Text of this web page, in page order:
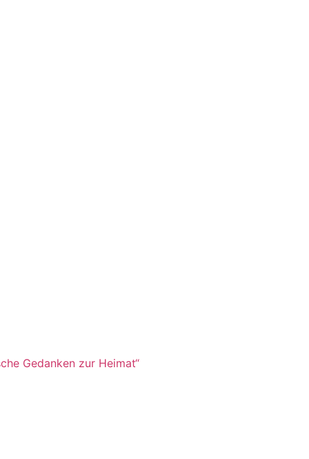
Gedanken zur Heimat“